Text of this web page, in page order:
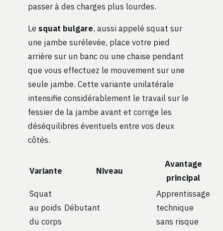
passer à des charges plus lourdes.
Le squat bulgare, aussi appelé squat sur
une jambe surélevée, place votre pied
arrière sur un banc ou une chaise pendant
que vous effectuez le mouvement sur une
seule jambe. Cette variante unilatérale
intensifie considérablement le travail sur le
fessier de la jambe avant et corrige les
déséquilibres éventuels entre vos deux
côtés.
Variante Niveau
Avantage
principal
Squat
au poids
du corps
Débutant
Apprentissage
technique
sans risque